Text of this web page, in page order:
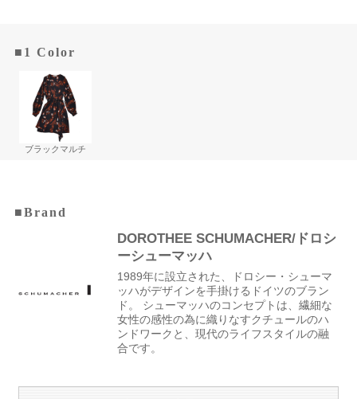
■1 Color
ブラックマルチ
■Brand
DOROTHEE SCHUMACHER/ドロシ
ーシューマッハ
1989年に設立された、ドロシー・シューマ
ッハがデザインを手掛けるドイツのブラン
ド。 シューマッハのコンセプトは、繊細な
女性の感性の為に織りなすクチュールのハ
ンドワークと、現代のライフスタイルの融
合です。